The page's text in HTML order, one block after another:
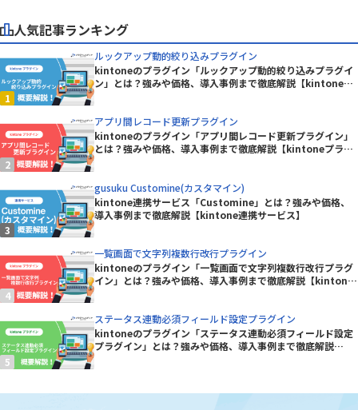
人気記事ランキング
ルックアップ動的絞り込みプラグイン
kintoneのプラグイン「ルックアップ動的絞り込みプラグイ
ン」とは？強みや価格、導入事例まで徹底解説【kintoneプ
アプリ間レコード更新プラグイン
kintoneのプラグイン「アプリ間レコード更新プラグイン」
とは？強みや価格、導入事例まで徹底解説【kintoneプラグ
gusuku Customine(カスタマイン)
kintone連携サービス「Customine」とは？強みや価格、
導入事例まで徹底解説【kintone連携サービス】
一覧画面で文字列複数行改行プラグイン
kintoneのプラグイン「一覧画面で文字列複数行改行プラグ
イン」とは？強みや価格、導入事例まで徹底解説【kintone
ステータス連動必須フィールド設定プラグイン
kintoneのプラグイン「ステータス連動必須フィールド設定
プラグイン」とは？強みや価格、導入事例まで徹底解説